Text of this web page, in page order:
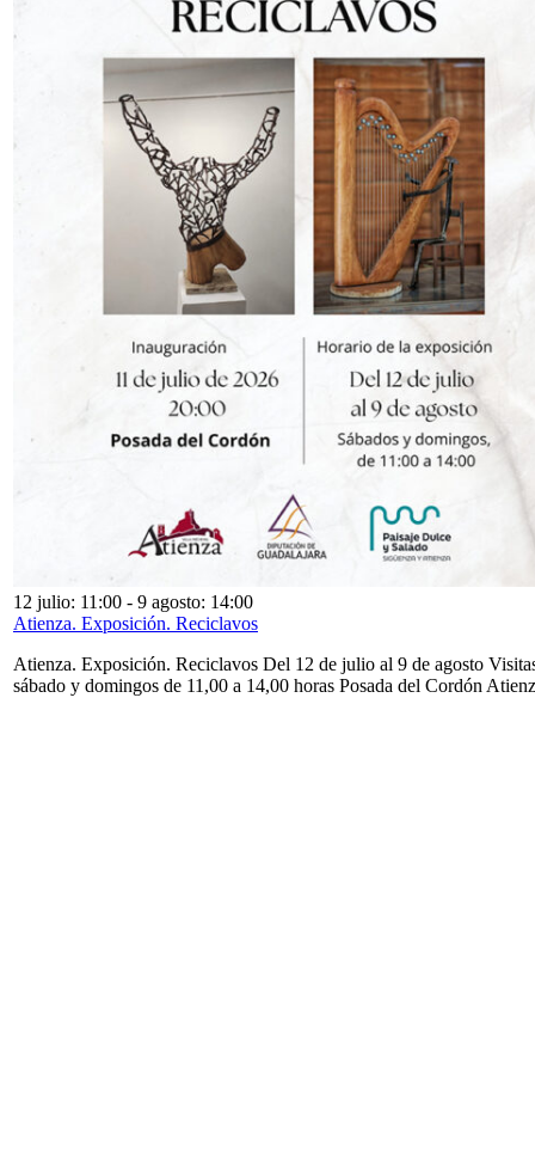
12 julio: 11:00 - 9 agosto: 14:00
Atienza. Exposición. Reciclavos
Atienza. Exposición. Reciclavos Del 12 de julio al 9 de agosto
sábado y domingos de 11,00 a 14,00 horas Posada del Cordón